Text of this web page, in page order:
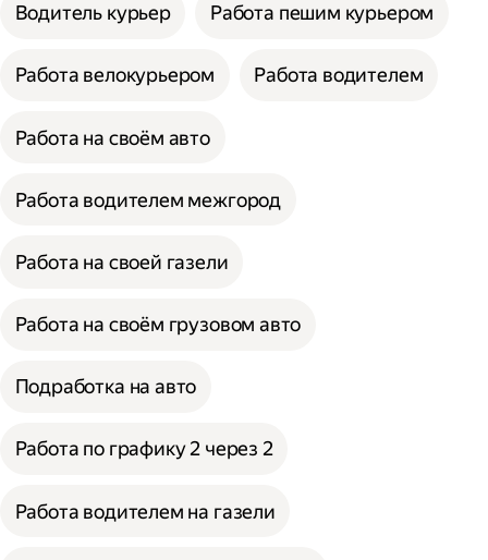
Водитель курьер Работа пешим курьером
Работа велокурьером Работа водителем
Работа на своём авто
Работа водителем межгород
Работа на своей газели
Работа на своём грузовом авто
Подработка на авто
Работа по графику 2 через 2
Работа водителем на газели